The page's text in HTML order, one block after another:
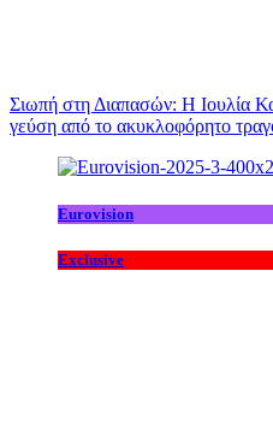
Σιωπή στη Διαπασών: Η Ιουλία
γεύση από το ακυκλοφόρητο
Eurovision
Exclusive